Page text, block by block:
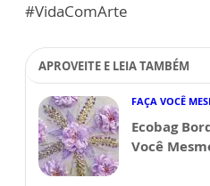
#VidaComArte
APROVEITE E LEIA TAMBÉM
FAÇA VOCÊ
Ecobag
Você